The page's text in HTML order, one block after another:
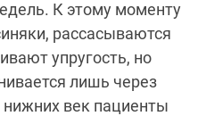
К этому моменту
рассасываются
упругость, но
лишь через
нижних век пациенты